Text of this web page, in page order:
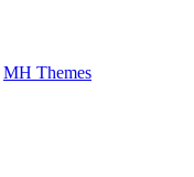
MH Themes